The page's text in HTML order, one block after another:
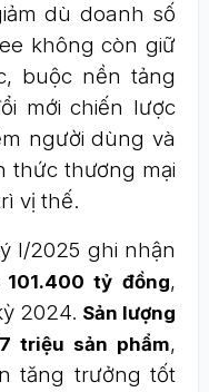
dù doanh số
không còn giữ
buộc nền tảng
mới chiến lược
người dùng và
thức thương mại
vị thế.
I/2025 ghi nhận
tỷ đồng,
2024. Sản lượng
triệu sản phẩm,
tăng trưởng tốt